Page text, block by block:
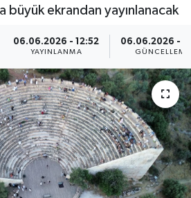
ekrandan yayınlanacak
06.06.2026 - 12:52
YAYINLANMA
06.06.2026 -
GÜNCELLEME